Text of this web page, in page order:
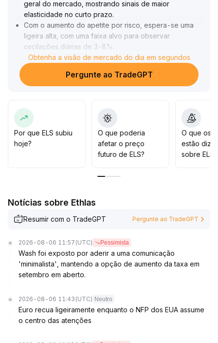
geral do mercado, mostrando sinais de maior
elasticidade no curto prazo.
Com o aumento do apetite por risco, espera-se uma
ligeira alta, com uma faixa alvo para observar
oscilações diárias de 3-8%
O sinal atual ainda está em fase inicial de confirmação;
recomenda-se que traders de curto prazo
acompanhem de perto o aumento do volume de
continuar monitorando os indicadores on-chain e o
fluxo de capital, evitando aumentar posições de forma
impulsiva
Recomenda-se manter flexibilidade e ampliar
gradualmente a exposição apenas após múltiplos sinais
Obtenha a visão de mercado do dia em segundos
Pergunte ao TradeGPT
Por que ELS subiu
hoje?
O que poderia
afetar o preço
futuro de ELS?
O que os
estão
sobre ELS?
Notícias sobre Ethlas
Resumir com o TradeGPT Pergunte ao TradeGPT
2026-08-06 11:57 (UTC) Pessimista
Wash foi exposto por aderir a uma comunicação
'minimalista', mantendo a opção de aumento da taxa em
setembro em aberto.
2026-08-06 11:43 (UTC) Neutro
Euro recua ligeiramente enquanto o NFP dos EUA assume
o centro das atenções